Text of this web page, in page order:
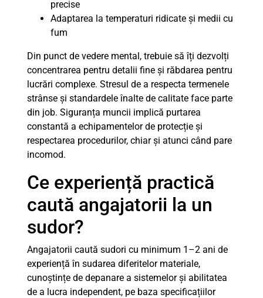
precise
Adaptarea la temperaturi ridicate și medii cu
fum
Din punct de vedere mental, trebuie să îți dezvolți
concentrarea pentru detalii fine și răbdarea pentru
lucrări complexe. Stresul de a respecta termenele
strânse și standardele înalte de calitate face parte
din job. Siguranța muncii implică purtarea
constantă a echipamentelor de protecție și
respectarea procedurilor, chiar și atunci când pare
incomod.
Ce experiență practică
caută angajatorii la un
sudor?
Angajatorii caută sudori cu minimum 1–2 ani de
experiență în sudarea diferitelor materiale,
cunoștințe de depanare a sistemelor și abilitatea
de a lucra independent, pe baza specificațiilor